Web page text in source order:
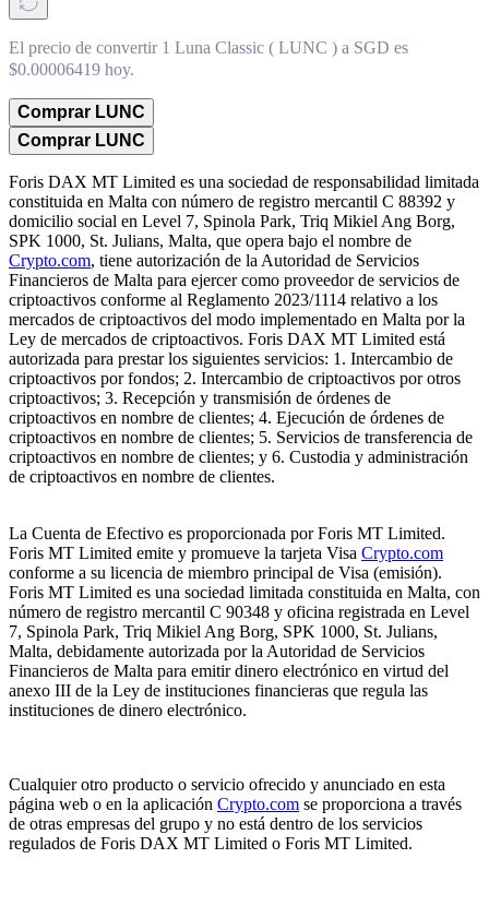
El precio de convertir 1 Luna Classic ( LUNC ) a SGD es
$0.00006419 hoy.
Comprar LUNC
Comprar LUNC
Foris DAX MT Limited es una sociedad de responsabilidad limitada
constituida en Malta con número de registro mercantil C 88392 y
domicilio social en Level 7, Spinola Park, Triq Mikiel Ang Borg,
SPK 1000, St. Julians, Malta, que opera bajo el nombre de
Crypto.com, tiene autorización de la Autoridad de Servicios
Financieros de Malta para ejercer como proveedor de servicios de
criptoactivos conforme al Reglamento 2023/1114 relativo a los
mercados de criptoactivos del modo implementado en Malta por la
Ley de mercados de criptoactivos. Foris DAX MT Limited está
autorizada para prestar los siguientes servicios: 1. Intercambio de
criptoactivos por fondos; 2. Intercambio de criptoactivos por otros
criptoactivos; 3. Recepción y transmisión de órdenes de
criptoactivos en nombre de clientes; 4. Ejecución de órdenes de
criptoactivos en nombre de clientes; 5. Servicios de transferencia de
criptoactivos en nombre de clientes; y 6. Custodia y administración
de criptoactivos en nombre de clientes.
La Cuenta de Efectivo es proporcionada por Foris MT Limited.
Foris MT Limited emite y promueve la tarjeta Visa Crypto.com
conforme a su licencia de miembro principal de Visa (emisión).
Foris MT Limited es una sociedad limitada constituida en Malta, con
número de registro mercantil C 90348 y oficina registrada en Level
7, Spinola Park, Triq Mikiel Ang Borg, SPK 1000, St. Julians,
Malta, debidamente autorizada por la Autoridad de Servicios
Financieros de Malta para emitir dinero electrónico en virtud del
anexo III de la Ley de instituciones financieras que regula las
instituciones de dinero electrónico.
Cualquier otro producto o servicio ofrecido y anunciado en esta
página web o en la aplicación Crypto.com se proporciona a través
de otras empresas del grupo y no está dentro de los servicios
regulados de Foris DAX MT Limited o Foris MT Limited.